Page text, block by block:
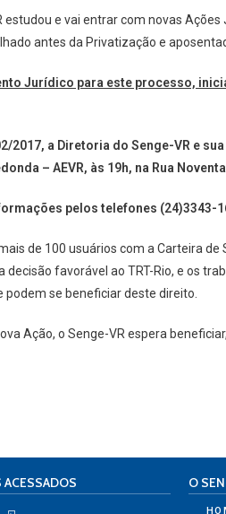
estudou e vai entrar com novas Ações
antes da Privatização e
Jurídico para este processo,
2017, a Diretoria do Senge-VR e
– AEVR, às 19h, na Rua
pelos telefones (24)3343-
de 100 usuários com a Carteira
decisão favorável ao TRT-Rio, e os
podem se beneficiar deste direito.
Ação, o Senge-VR espera
O